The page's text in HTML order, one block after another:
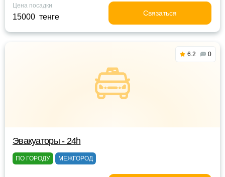
Цена посадки
15000 тенге Связаться
6.2 0
Эвакуаторы - 24h
ПО ГОРОДУ МЕЖГОРОД